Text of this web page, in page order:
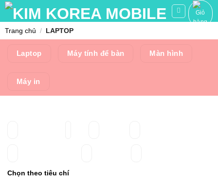
Skip
Trang chủ / LAPTOP
Laptop Máy tính để bàn Màn hình
Máy in
Chọn theo tiêu chí